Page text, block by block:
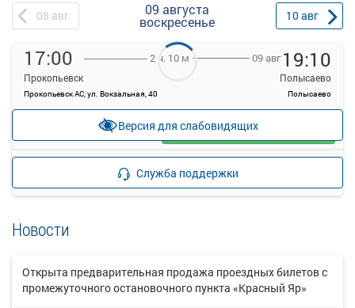
08 авг 09 августа
воскресенье 10авг
17:00
Прокопьевск
Прокопьевск АС, ул. Вокзальная, 40
2 ч. 10 м 09 авг 19:10
Полысаево
Полысаево
—
Загрузить цену
Версия для слабовидящих
Служба поддержки
Новости
Открыта предварительная продажа проездных билетов с
промежуточного остановочного пункта «Красный Яр»